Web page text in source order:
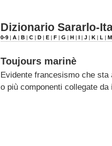
Dizionario Sararlo-
0-9 |A |B |C |D |E |F |G |H |I |J |K |L |M
Toujours marinè
Evidente francesismo che
o più componenti collegate